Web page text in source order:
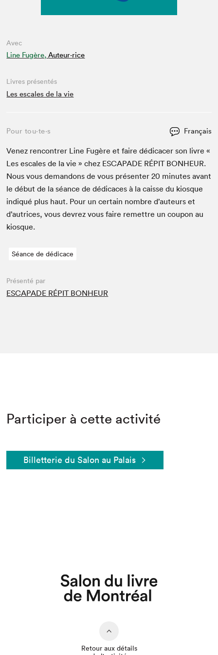
Avec
Line Fugère, Auteur·rice
Livres présentés
Les escales de la vie
Pour tou⋅te⋅s Français
Venez ren­con­tr­er Line Fugère et faire dédi­cac­er son livre «
Les escales de la vie » chez ESCAPADE RÉPIT BON­HEUR.
Nous vous deman­dons de vous présen­ter20 min­utes avant
le début de la séance de dédi­caces à la caisse du kiosque
indiqué plus haut. Pour un cer­tain nom­bre d’auteurs et
d’autrices, vous devrez vous faire remet­tre un coupon au
kiosque.
Séance de dédicace
Présenté par
ESCAPADE RÉPIT BONHEUR
Participer à cette activité
Billetterie du Salon au Palais
Retour aux détails